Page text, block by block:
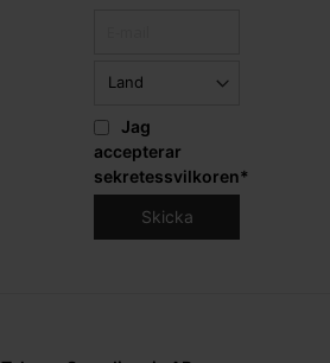
Jag
accepterar
sekretessvilkoren*